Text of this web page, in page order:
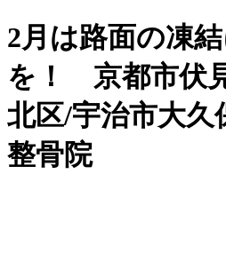
2月は路面の凍
を！ 京都市伏
北区/宇治市大
整骨院